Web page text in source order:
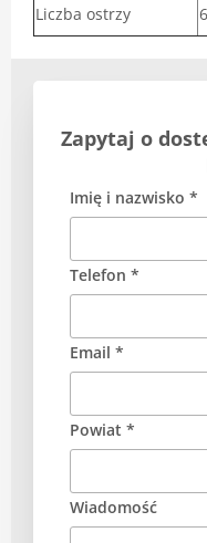
Liczba ostrzy 6
Zapytaj o
Imię i nazwisko *
Telefon *
Email *
Powiat *
Wiadomość